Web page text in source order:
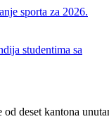
podržan
sporta za 2026.